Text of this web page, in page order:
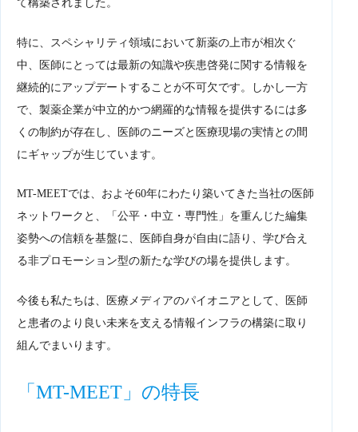
特に、スペシャリティ領域において新薬の上市が相次ぐ
中、医師にとっては最新の知識や疾患啓発に関する情報を
継続的にアップデートすることが不可欠です。しかし一方
で、製薬企業が中立的かつ網羅的な情報を提供するには多
くの制約が存在し、医師のニーズと医療現場の実情との間
にギャップが生じています。
MT-MEETでは、およそ60年にわたり築いてきた当社の医師
ネットワークと、「公平・中立・専門性」を重んじた編集
姿勢への信頼を基盤に、医師自身が自由に語り、学び合え
る非プロモーション型の新たな学びの場を提供します。
今後も私たちは、医療メディアのパイオニアとして、医師
と患者のより良い未来を支える情報インフラの構築に取り
組んでまいります。
「MT-MEET」の特長